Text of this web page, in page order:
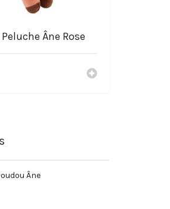
Âne Rose
Âne